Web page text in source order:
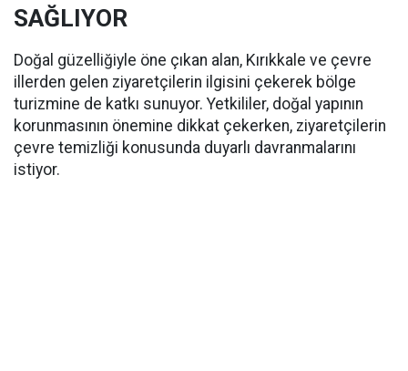
SAĞLIYOR
Doğal güzelliğiyle öne çıkan alan, Kırıkkale ve çevre
illerden gelen ziyaretçilerin ilgisini çekerek bölge
turizmine de katkı sunuyor. Yetkililer, doğal yapının
korunmasının önemine dikkat çekerken, ziyaretçilerin
çevre temizliği konusunda duyarlı davranmalarını
istiyor.